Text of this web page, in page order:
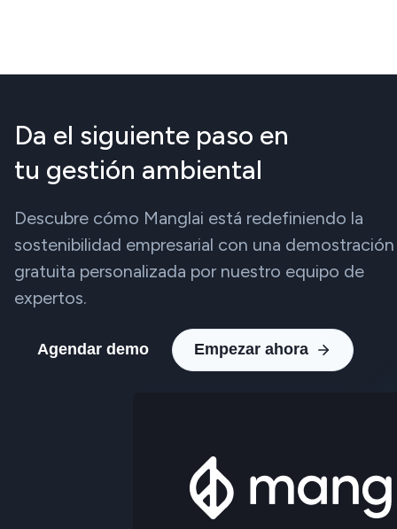
Da el siguiente paso en
tu gestión ambiental
Descubre cómo Manglai está redefiniendo la
sostenibilidad empresarial con una demostración
gratuita personalizada por nuestro equipo de
expertos.
Agendar demo Empezar ahora